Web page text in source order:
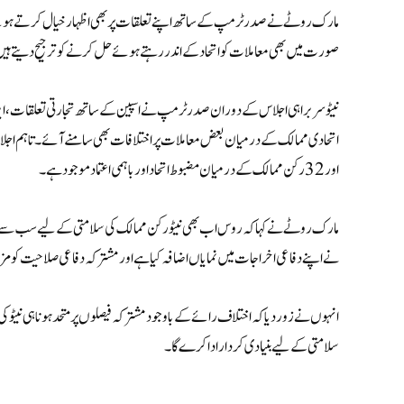
مارک روٹے نے صدر ٹرمپ کے ساتھ اپنے تعلقات پر بھی اظہار خیال کرتے
صورت میں بھی معاملات کو اتحاد کے اندر رہتے ہوئے حل کرنے کو ترجیح دیتے ہیں
نیٹو سربراہی اجلاس کے دوران صدر ٹرمپ نے اسپین کے ساتھ تجارتی
اتحادی ممالک کے درمیان بعض معاملات پر اختلافات بھی سامنے آئے۔ تاہم
اور 32 رکن ممالک کے درمیان مضبوط اتحاد اور باہمی اعتماد موجود ہے۔
نے اپنے دفاعی اخراجات میں نمایاں اضافہ کیا ہے اور مشترکہ دفاعی صلاحیت
انہوں نے زور دیا کہ اختلاف رائے کے باوجود مشترکہ فیصلوں پر متحد ہونا
سلامتی کے لیے بنیادی کردار ادا کرے گا۔